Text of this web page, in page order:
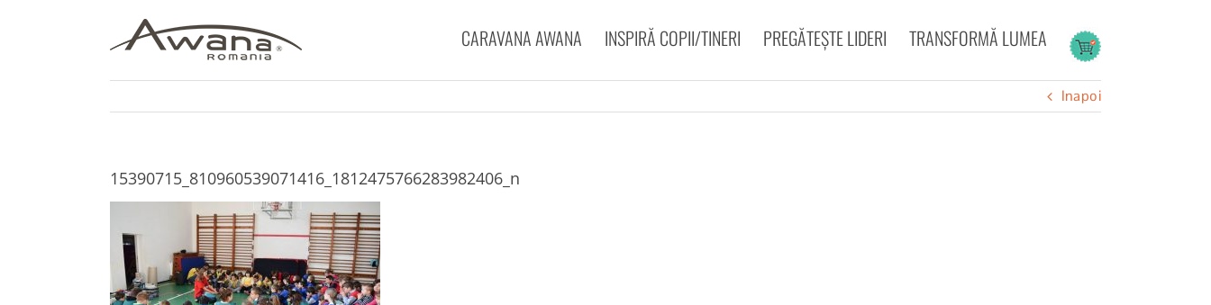
CARAVANA AWANA INSPIRĂ COPII/TINERI PREGĂTEȘTE LIDERI TRANSFORMĂ LUMEA
Inapoi
15390715_810960539071416_1812475766283982406_n